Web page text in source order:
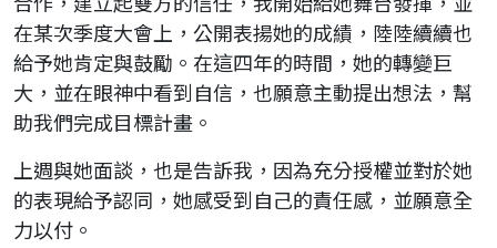
在某次季度大會上，公開表揚她的成績，陸陸續續也
給予她肯定與鼓勵。在這四年的時間，她的轉變巨
大，並在眼神中看到自信，也願意主動提出想法，幫
助我們完成目標計畫。
上週與她面談，也是告訴我，因為充分授權並對於她
的表現給予認同，她感受到自己的責任感，並願意全
力以付。